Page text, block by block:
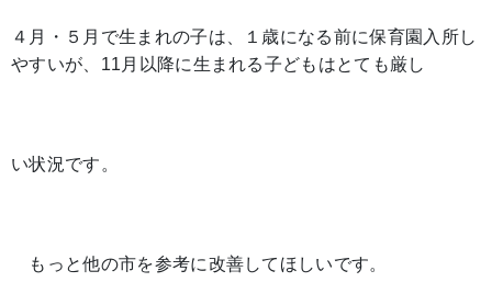
４月・５月で生まれの子は、１歳になる前に保育園入所し
やすいが、11月以降に生まれる子どもはとても厳し
い状況です。
もっと他の市を参考に改善してほしいです。